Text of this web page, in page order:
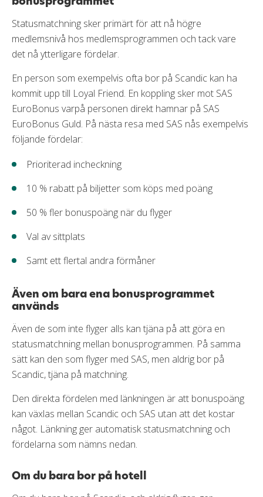
Statusmatchning sker primärt för att nå högre
medlemsnivå hos medlemsprogrammen och tack vare
det nå ytterligare fördelar.
En person som exempelvis ofta bor på Scandic kan ha
kommit upp till Loyal Friend. En koppling sker mot SAS
EuroBonus varpå personen direkt hamnar på SAS
EuroBonus Guld. På nästa resa med SAS nås exempelvis
följande fördelar:
Prioriterad incheckning
10 % rabatt på biljetter som köps med poäng
50 % fler bonuspoäng när du flyger
Val av sittplats
Samt ett flertal andra förmåner
Även om bara ena bonusprogrammet
används
Även de som inte flyger alls kan tjäna på att göra en
statusmatchning mellan bonusprogrammen. På samma
sätt kan den som flyger med SAS, men aldrig bor på
Scandic, tjäna på matchning.
Den direkta fördelen med länkningen är att bonuspoäng
kan växlas mellan Scandic och SAS utan att det kostar
något. Länkning ger automatisk statusmatchning och
fördelarna som nämns nedan.
Om du bara bor på hotell